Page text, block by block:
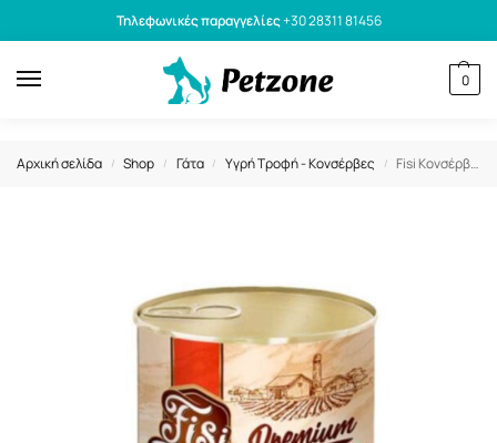
Τηλεφωνικές παραγγελίες+30 28311 81456
0
Αρχική σελίδα / Shop / Γάτα / Υγρή Τροφή - Κονσέρβες / Fisi Κονσέρβα Γάτας Adult Sterilised Μοσχάρι Pate 400gr